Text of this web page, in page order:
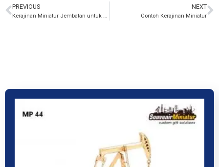
PREVIOUS
Kerajinan Miniatur Jembatan untuk Souvenir Perusahaan
NEXT
Contoh Kerajinan Miniatur